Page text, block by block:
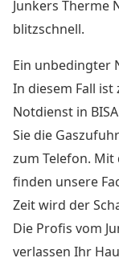
Junkers Therme
blitzschnell.
Ein unbedingter
In diesem Fall
Notdienst in
Sie die
zum Telefon.
finden unsere
Zeit wird der
Die Profis vom
verlassen Ihr